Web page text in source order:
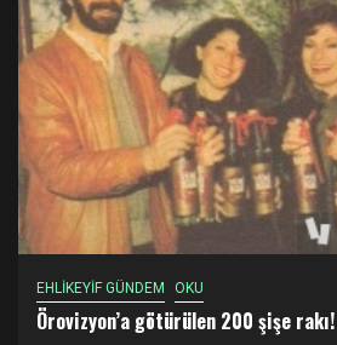
EHLİKEYİF GÜNDEM OKU
Örovizyon’a götürülen 200 şişe rakı!